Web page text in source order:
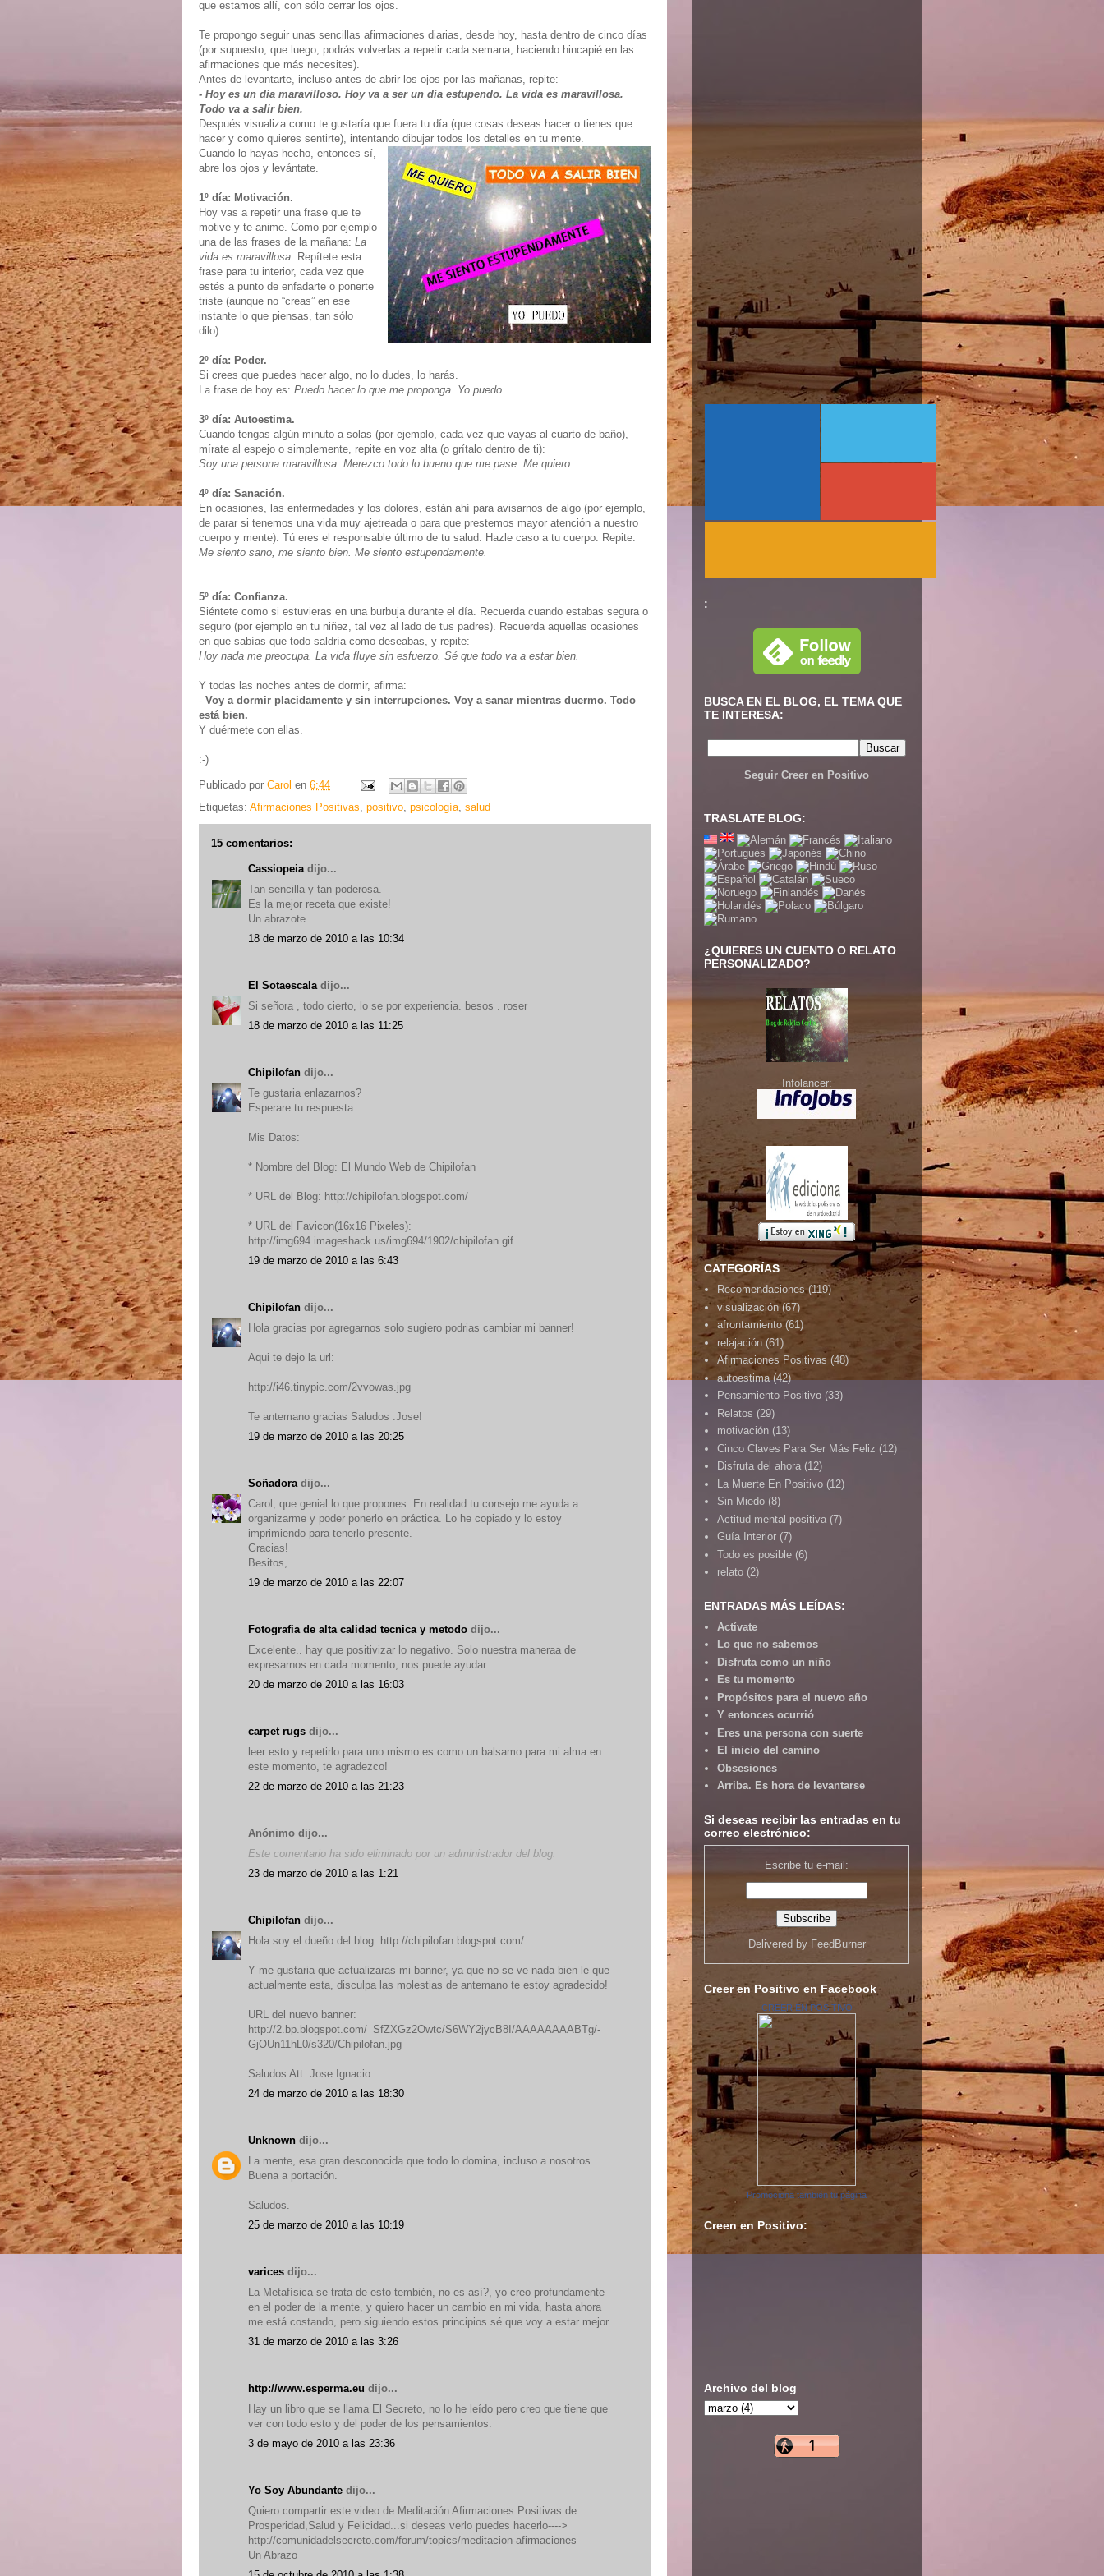
que estamos allí, con sólo cerrar los ojos.
Te propongo seguir unas sencillas afirmaciones diarias, desde hoy, hasta dentro de cinco días
(por supuesto, que luego, podrás volverlas a repetir cada semana, haciendo hincapié en las
afirmaciones que más necesites).
Antes de levantarte, incluso antes de abrir los ojos por las mañanas, repite:
- Hoy es un día maravilloso. Hoy va a ser un día estupendo. La vida es maravillosa.
Todo va a salir bien.
Después visualiza como te gustaría que fuera tu día (que cosas deseas hacer o tienes que
hacer y como quieres sentirte), intentando dibujar todos los detalles en tu mente.
Cuando lo hayas hecho, entonces sí,
abre los ojos y levántate.
1º día: Motivación.
Hoy vas a repetir una frase que te
motive y te anime. Como por ejemplo
una de las frases de la mañana: La
vida es maravillosa. Repítete esta
frase para tu interior, cada vez que
estés a punto de enfadarte o ponerte
triste (aunque no “creas” en ese
instante lo que piensas, tan sólo
dilo).
2º día: Poder.
Si crees que puedes hacer algo, no lo dudes, lo harás.
La frase de hoy es: Puedo hacer lo que me proponga. Yo puedo.
3º día: Autoestima.
Cuando tengas algún minuto a solas (por ejemplo, cada vez que vayas al cuarto de baño),
mírate al espejo o simplemente, repite en voz alta (o grítalo dentro de ti):
Soy una persona maravillosa. Merezco todo lo bueno que me pase. Me quiero.
4º día: Sanación.
En ocasiones, las enfermedades y los dolores, están ahí para avisarnos de algo (por ejemplo,
de parar si tenemos una vida muy ajetreada o para que prestemos mayor atención a nuestro
cuerpo y mente). Tú eres el responsable último de tu salud. Hazle caso a tu cuerpo. Repite:
Me siento sano, me siento bien. Me siento estupendamente.
5º día: Confianza.
Siéntete como si estuvieras en una burbuja durante el día. Recuerda cuando estabas segura o
seguro (por ejemplo en tu niñez, tal vez al lado de tus padres). Recuerda aquellas ocasiones
en que sabías que todo saldría como deseabas, y repite:
Hoy nada me preocupa. La vida fluye sin esfuerzo. Sé que todo va a estar bien.
Y todas las noches antes de dormir, afirma:
- Voy a dormir placidamente y sin interrupciones. Voy a sanar mientras duermo. Todo
está bien.
Y duérmete con ellas.
:-)
Publicado por Carol en 6:44
Etiquetas: Afirmaciones Positivas, positivo, psicología, salud
15 comentarios:
Cassiopeiadijo...
Tan sencilla y tan poderosa.
Es la mejor receta que existe!
Un abrazote
18 de marzo de 2010 a las 10:34
El Sotaescaladijo...
Si señora , todo cierto, lo se por experiencia. besos . roser
18 de marzo de 2010 a las 11:25
Chipilofan dijo...
Te gustaria enlazarnos?
Esperare tu respuesta...
Mis Datos:
* Nombre del Blog: El Mundo Web de Chipilofan
* URL del Blog: http://chipilofan.blogspot.com/
* URL del Favicon(16x16 Pixeles):
http://img694.imageshack.us/img694/1902/chipilofan.gif
19 de marzo de 2010 a las 6:43
Chipilofan dijo...
Hola gracias por agregarnos solo sugiero podrias cambiar mi banner!
Aqui te dejo la url:
http://i46.tinypic.com/2vvowas.jpg
Te antemano gracias Saludos :Jose!
19 de marzo de 2010 a las 20:25
Soñadoradijo...
Carol, que genial lo que propones. En realidad tu consejo me ayuda a
organizarme y poder ponerlo en práctica. Lo he copiado y lo estoy
imprimiendo para tenerlo presente.
Gracias!
Besitos,
19 de marzo de 2010 a las 22:07
Fotografia de alta calidad tecnica y metodo dijo...
Excelente.. hay que positivizar lo negativo. Solo nuestra maneraa de
expresarnos en cada momento, nos puede ayudar.
20 de marzo de 2010 a las 16:03
carpet rugs dijo...
leer esto y repetirlo para uno mismo es como un balsamo para mi alma en
este momento, te agradezco!
22 de marzo de 2010 a las 21:23
Anónimo dijo...
Este comentario ha sido eliminado por un administrador del blog.
23 de marzo de 2010 a las 1:21
Chipilofan dijo...
Hola soy el dueño del blog: http://chipilofan.blogspot.com/
Y me gustaria que actualizaras mi banner, ya que no se ve nada bien le que
actualmente esta, disculpa las molestias de antemano te estoy agradecido!
URL del nuevo banner:
http://2.bp.blogspot.com/_SfZXGz2Owtc/S6WY2jycB8I/AAAAAAAABTg/-
GjOUn11hL0/s320/Chipilofan.jpg
Saludos Att. Jose Ignacio
24 de marzo de 2010 a las 18:30
Unknown dijo...
La mente, esa gran desconocida que todo lo domina, incluso a nosotros.
Buena a portación.
Saludos.
25 de marzo de 2010 a las 10:19
varices dijo...
La Metafísica se trata de esto tembién, no es así?, yo creo profundamente
en el poder de la mente, y quiero hacer un cambio en mi vida, hasta ahora
me está costando, pero siguiendo estos principios sé que voy a estar mejor.
31 de marzo de 2010 a las 3:26
http://www.esperma.eu dijo...
Hay un libro que se llama El Secreto, no lo he leído pero creo que tiene que
ver con todo esto y del poder de los pensamientos.
3 de mayo de 2010 a las 23:36
Yo Soy Abundante dijo...
Quiero compartir este video de Meditación Afirmaciones Positivas de
Prosperidad,Salud y Felicidad...si deseas verlo puedes hacerlo---->
http://comunidadelsecreto.com/forum/topics/meditacion-afirmaciones
Un Abrazo
:
BUSCA EN EL BLOG, EL TEMA QUE
TE INTERESA:
Seguir Creer en Positivo
TRASLATE BLOG:
¿QUIERES UN CUENTO O RELATO
PERSONALIZADO?
Infolancer:
CATEGORÍAS
Recomendaciones (119)
visualización (67)
afrontamiento (61)
relajación (61)
Afirmaciones Positivas (48)
autoestima (42)
Pensamiento Positivo (33)
Relatos (29)
motivación (13)
Cinco Claves Para Ser Más Feliz (12)
Disfruta del ahora (12)
La Muerte En Positivo (12)
Sin Miedo (8)
Actitud mental positiva (7)
Guía Interior (7)
Todo es posible (6)
relato (2)
ENTRADAS MÁS LEÍDAS:
Actívate
Lo que no sabemos
Disfruta como un niño
Es tu momento
Propósitos para el nuevo año
Y entonces ocurrió
Eres una persona con suerte
El inicio del camino
Obsesiones
Arriba. Es hora de levantarse
Si deseas recibir las entradas en tu
correo electrónico:
Escribe tu e-mail:
Delivered by FeedBurner
Creer en Positivo en Facebook
CREER EN POSITIVO
Promociona también tu página
Creen en Positivo:
Archivo del blog